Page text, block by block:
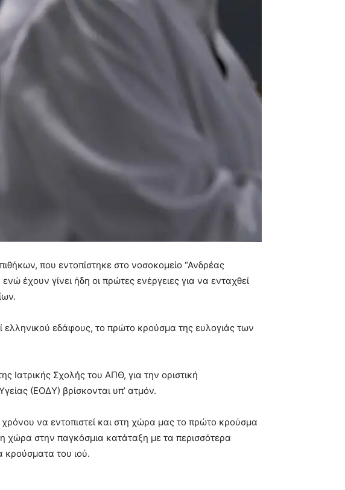
που εντοπίστηκε στο νοσοκομείο “Ανδρέας
έχουν γίνει ήδη οι πρώτες ενέργειες για να ενταχθεί
ελληνικού εδάφους, το πρώτο κρούσμα της ευλογιάς των
Ιατρικής Σχολής του ΑΠΘ, για την οριστική
(ΕΟΔΥ) βρίσκονται υπ’ ατμόν.
να εντοπιστεί και στη χώρα μας το πρώτο κρούσμα
χώρα στην παγκόσμια κατάταξη με τα περισσότερα
κρούσματα του ιού.